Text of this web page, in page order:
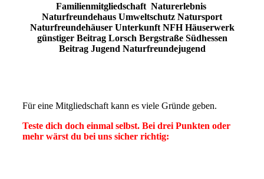
Familienmitgliedschaft Naturerlebnis
Naturfreundehaus Umweltschutz Natursport
Naturfreundehäuser Unterkunft NFH Häuserwerk
günstiger Beitrag Lorsch Bergstraße Südhessen
Beitrag Jugend Naturfreundejugend
Für eine Mitgliedschaft kann es viele Gründe geben.
Teste dich doch einmal selbst. Bei drei Punkten oder
mehr wärst du bei uns sicher richtig: